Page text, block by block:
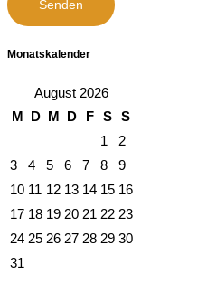
Senden
Monatskalender
August 2026
M
D M D F S
S
1
2
3
4 5 6 7 8
9
10 11 12 13 14 15 16
17 18 19 20 21 22 23
24 25 26 27 28 29 30
31